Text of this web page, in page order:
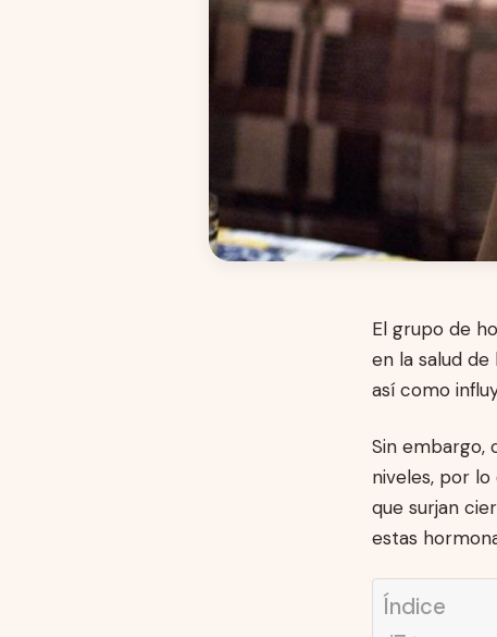
El grupo de
en la salud
así como
Sin embargo,
niveles, por
que surjan
estas
Índice